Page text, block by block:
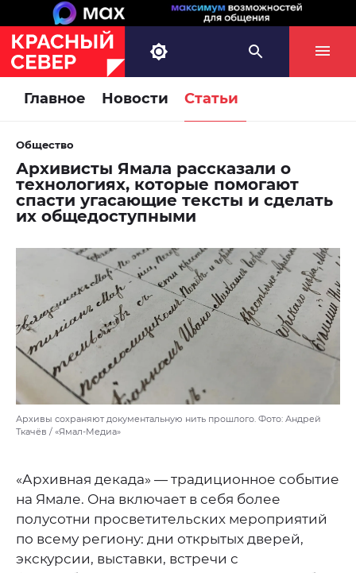
Главное Новости Статьи
Общество
Архивисты Ямала рассказали о
технологиях, которые помогают
спасти угасающие тексты и сделать
их общедоступными
Архивы сохраняют документальную нить прошлого. Фото: Андрей
Ткачёв / «Ямал-Медиа»
«Архивная декада» — традиционное событие
на Ямале. Она включает в себя более
полусотни просветительских мероприятий
по всему региону: дни открытых дверей,
экскурсии, выставки, встречи с